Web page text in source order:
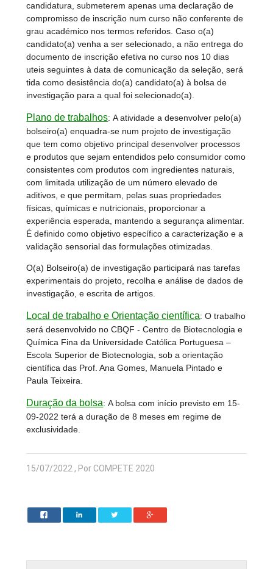
candidatura, submeterem apenas uma declaração de
compromisso de inscrição num curso não conferente de
grau académico nos termos referidos. Caso o(a)
candidato(a) venha a ser selecionado, a não entrega do
documento de inscrição efetiva no curso nos 10 dias
uteis seguintes à data de comunicação da seleção, será
tida como desistência do(a) candidato(a) à bolsa de
investigação para a qual foi selecionado(a).
Plano de trabalhos:A atividade a desenvolver pelo(a)
bolseiro(a) enquadra-se num projeto de investigação
que tem como objetivo principal desenvolver processos
e produtos que sejam entendidos pelo consumidor como
consistentes com produtos com ingredientes naturais,
com limitada utilização de um número elevado de
aditivos, e que permitam, pelas suas propriedades
físicas, químicas e nutricionais, proporcionar a
experiência esperada, mantendo a segurança alimentar.
É definido como objetivo específico a caracterização e a
validação sensorial das formulações otimizadas.
O(a) Bolseiro(a) de investigação participará nas tarefas
experimentais do projeto, recolha e análise de dados de
investigação, e escrita de artigos.
Local de trabalho e Orientação científica:O trabalho
será desenvolvido no CBQF - Centro de Biotecnologia e
Química Fina da Universidade Católica Portuguesa –
Escola Superior de Biotecnologia, sob a orientação
científica das Prof. Ana Gomes, Manuela Pintado e
Paula Teixeira.
Duração da bolsa:A bolsa com início previsto em 15-
09-2022 terá a duração de 8 meses em regime de
exclusividade.
15/07/2022 , Por COMPETE 2020